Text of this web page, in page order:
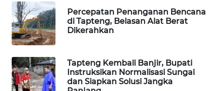
Percepatan Penanganan Bencana
di Tapteng, Belasan Alat Berat
Dikerahkan
Tapteng Kembali Banjir, Bupati
Instruksikan Normalisasi Sungai
dan Siapkan Solusi Jangka
WAHANA
Wahana
Network
KONSUMEN
LISTRIK